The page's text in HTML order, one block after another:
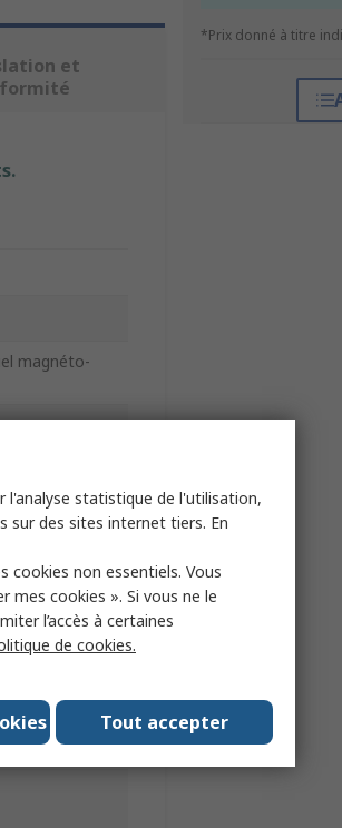
*Prix donné à titre
et
magnéto-
l'analyse statistique de l'utilisation,
sur des sites internet tiers. En
cookies non essentiels. Vous
mes cookies ». Si vous ne le
l’accès à certaines
de cookies.
Tout accepter